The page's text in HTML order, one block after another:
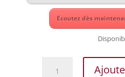
Ecoutez dès